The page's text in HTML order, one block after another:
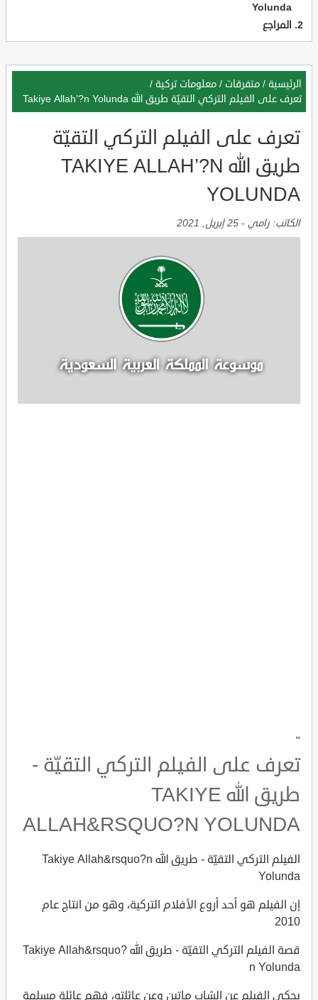
Yolunda
المراجع
الرئيسية / متفرقات / معلومات تركية /
تعرف على الفيلم التركي التقيّة طريق الله Takiye Allah’?n Yolunda
تعرف على الفيلم التركي التقيّة
طريق الله TAKIYE ALLAH’?N
YOLUNDA
الكاتب: رامي - 25 إبريل, 2021
"
تعرف على الفيلم التركي التقيّة -
طريق الله TAKIYE
ALLAH&RSQUO?N YOLUNDA
الفيلم التركي التقيّة - طريق الله Takiye Allah&rsquo?n
Yolunda
إن الفيلم هو أحد أروع الأفلام التركية، وهو من انتاج عام
2010
قصة الفيلم التركي التقيّة - طريق الله Takiye Allah&rsquo?
n Yolunda
يحكي الفيلم عن الشاب ماتين وعن عائلته، فهم عائلة مسلمة